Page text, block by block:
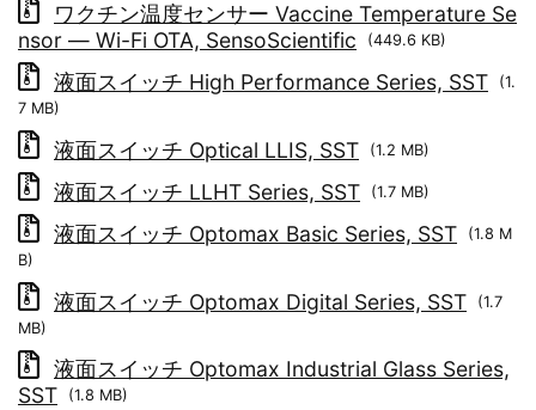
ワクチン温度センサー Vaccine Temperature Se
nsor ― Wi-Fi OTA, SensoScientific
(449.6 KB)
液面スイッチ High Performance Series, SST
(1.
7 MB)
液面スイッチ Optical LLIS, SST (1.2 MB)
液面スイッチ LLHT Series, SST (1.7 MB)
液面スイッチ Optomax Basic Series, SST
(1.8 M
B)
液面スイッチ Optomax Digital Series, SST
(1.7
MB)
液面スイッチ Optomax Industrial Glass Series,
SST
(1.8 MB)